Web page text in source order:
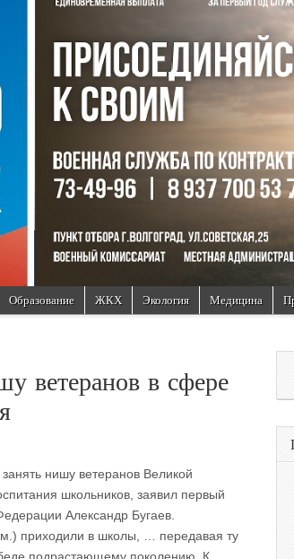
Образование ЖКХ Экология Медицина
ветеранов в сфере
нишу ветеранов Великой
школьников, заявил первый
Александр Бугаев.
приходили в школы, … передавая ту